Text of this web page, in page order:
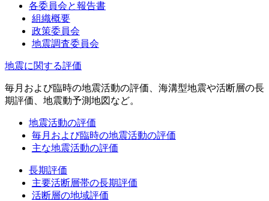
各委員会と報告書
組織概要
政策委員会
地震調査委員会
地震に関する評価
毎月および臨時の地震活動の評価、海溝型地震や活断層の長
期評価、地震動予測地図など。
地震活動の評価
毎月および臨時の地震活動の評価
主な地震活動の評価
長期評価
主要活断層帯の長期評価
活断層の地域評価